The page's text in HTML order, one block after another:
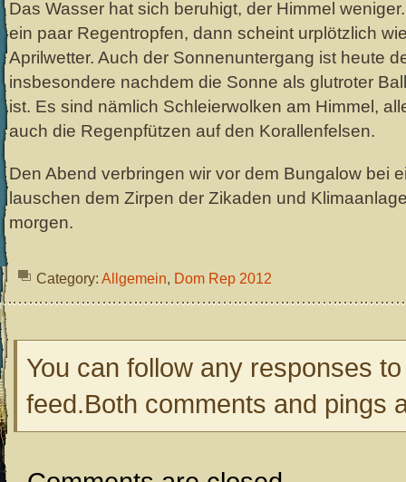
Das Wasser hat sich beruhigt, der Himmel
ein paar Regentropfen, dann scheint urplötzlich
Aprilwetter. Auch der Sonnenuntergang ist heute
insbesondere nachdem die Sonne als glutroter
ist. Es sind nämlich Schleierwolken am Himmel,
auch die Regenpfützen auf den Korallenfelsen.
Den Abend verbringen wir vor dem Bungalow bei
lauschen dem Zirpen der Zikaden und
morgen.
Category: Allgemein, Dom Rep 2012
You can follow any responses
feed.Both comments and pings